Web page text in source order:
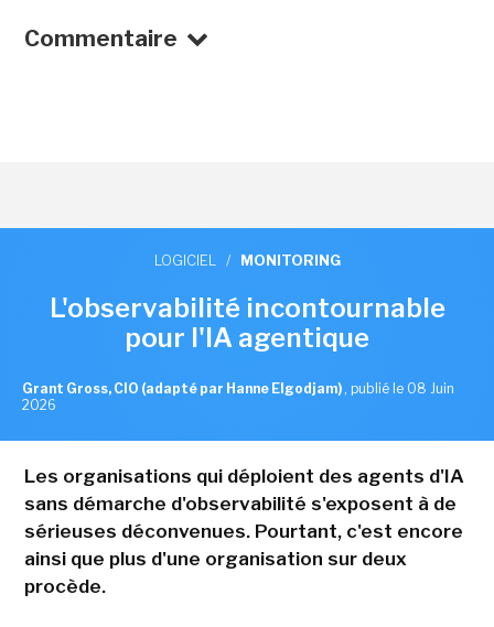
Commentaire
LOGICIEL / MONITORING
L'observabilité incontournable
pour l'IA agentique
Grant Gross, CIO (adapté par Hanne Elgodjam) , publié le 08 Juin
2026
Les organisations qui déploient des agents d'IA
sans démarche d'observabilité s'exposent à de
sérieuses déconvenues. Pourtant, c'est encore
ainsi que plus d'une organisation sur deux
procède.